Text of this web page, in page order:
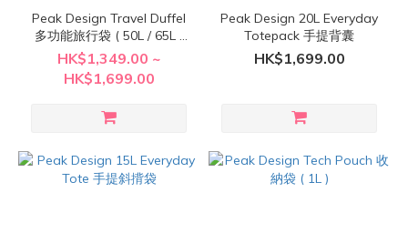
Peak Design Travel Duffel
多功能旅行袋 ( 50L / 65L /
80L )
HK$1,349.00 ~
HK$1,699.00
Peak Design 20L Everyday
Totepack 手提背囊
HK$1,699.00